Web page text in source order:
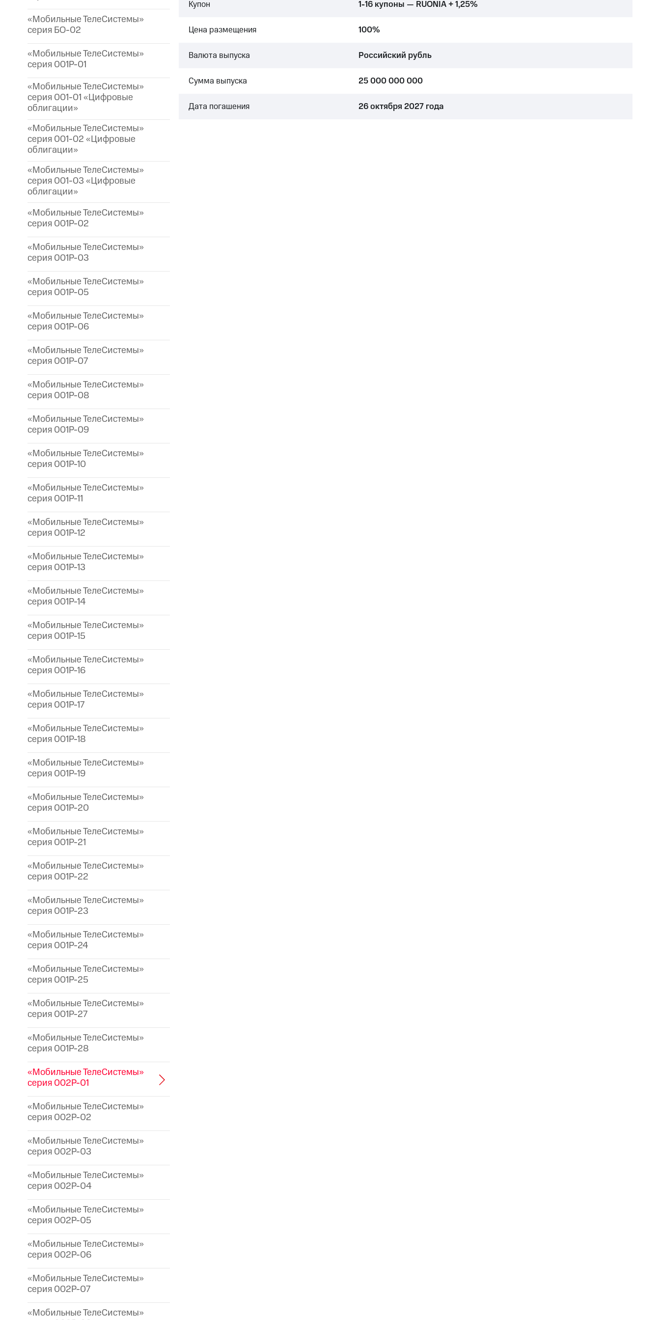
«Мобильные ТелеСистемы»
серия БО-02
«Мобильные ТелеСистемы»
серия 001P-01
«Мобильные ТелеСистемы»
серия 001-01 «Цифровые
облигации»
«Мобильные ТелеСистемы»
серия 001-02 «Цифровые
облигации»
«Мобильные ТелеСистемы»
серия 001-03 «Цифровые
облигации»
«Мобильные ТелеСистемы»
серия 001P-02
«Мобильные ТелеСистемы»
серия 001P-03
«Мобильные ТелеСистемы»
серия 001P-05
«Мобильные ТелеСистемы»
серия 001P-06
«Мобильные ТелеСистемы»
серия 001P-07
«Мобильные ТелеСистемы»
серия 001P-08
«Мобильные ТелеСистемы»
серия 001P-09
«Мобильные ТелеСистемы»
серия 001P-10
«Мобильные ТелеСистемы»
серия 001P-11
«Мобильные ТелеСистемы»
серия 001P-12
«Мобильные ТелеСистемы»
серия 001P-13
«Мобильные ТелеСистемы»
серия 001P-14
«Мобильные ТелеСистемы»
серия 001P-15
«Мобильные ТелеСистемы»
серия 001P-16
«Мобильные ТелеСистемы»
серия 001P-17
«Мобильные ТелеСистемы»
серия 001P-18
«Мобильные ТелеСистемы»
серия 001P-19
«Мобильные ТелеСистемы»
серия 001P-20
«Мобильные ТелеСистемы»
серия 001P-21
«Мобильные ТелеСистемы»
серия 001P-22
«Мобильные ТелеСистемы»
серия 001P-23
«Мобильные ТелеСистемы»
серия 001P-24
«Мобильные ТелеСистемы»
серия 001P-25
«Мобильные ТелеСистемы»
серия 001P-27
«Мобильные ТелеСистемы»
серия 001P-28
«Мобильные ТелеСистемы»
серия 002P-01
«Мобильные ТелеСистемы»
серия 002P-02
«Мобильные ТелеСистемы»
серия 002P-03
«Мобильные ТелеСистемы»
серия 002P-04
«Мобильные ТелеСистемы»
серия 002P-05
«Мобильные ТелеСистемы»
серия 002P-06
«Мобильные ТелеСистемы»
серия 002P-07
«Мобильные ТелеСистемы»
Купон 1-16 купоны — RUONIA + 1,25%
Цена размещения 100%
Валюта выпуска Российский рубль
Сумма выпуска 25 000 000 000
Дата погашения 26 октября 2027 года